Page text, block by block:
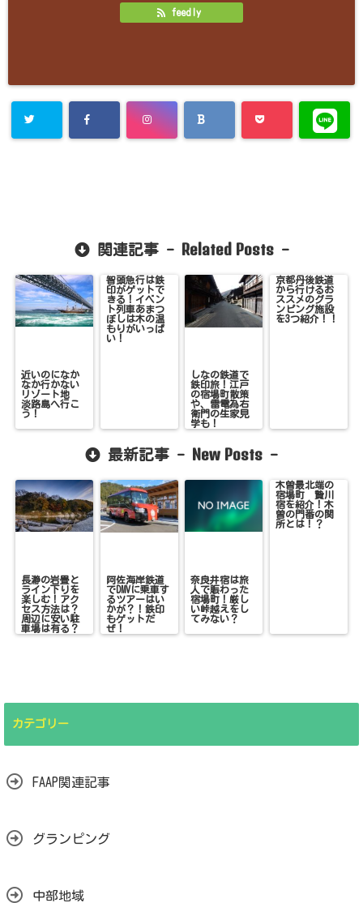
feedly
関連記事 - Related Posts-
近いのになか
なか行かない
リゾート地
淡路島へ行こ
う！
智頭急行は鉄
印がゲットで
きる！イベン
ト列車あまつ
ぼしは木の温
もりがいっぱ
い！
しなの鉄道で
鉄印旅！江戸
の宿場町散策
や、雷電為右
衛門の生家見
学も！
京都丹後鉄道
から行けるお
ススメのグラ
ンピング施設
を3つ紹介！！
最新記事 - New Posts -
長瀞の岩畳と
ライン下りを
楽しむ！アク
セス方法は？
周辺に安い駐
車場は有る？
阿佐海岸鉄道
でDMVに乗車す
るツアーはい
かが？！鉄印
もゲットだ
ぜ！
奈良井宿は旅
人で賑わった
宿場町！厳し
い峠越えをし
てみない？
木曽最北端の
宿場町 贄川
宿を紹介！木
曽の門番の関
所とは！？
カテゴリー
FAAP関連記事
グランピング
中部地域